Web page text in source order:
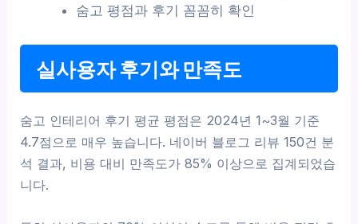
숨고 평점과 후기 꼼꼼히 확인
실사용자 후기와 만족도
숨고 인테리어 후기 평균 평점은 2024년 1~3월 기준
4.7점으로 매우 높습니다. 네이버 블로그 리뷰 150건 분
석 결과, 비용 대비 만족도가 85% 이상으로 집계되었습
니다.